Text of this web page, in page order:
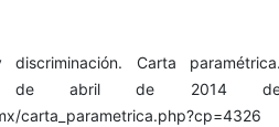
Carta
de abril de 2014
carta_parametrica.php?cp=4326